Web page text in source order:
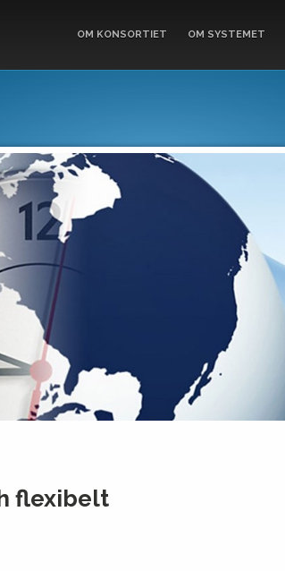
OM KONSORTIET OM SYSTEMET
flexibelt